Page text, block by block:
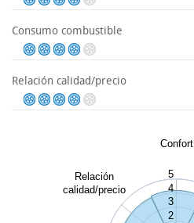
Consumo combustible
Relación calidad/precio
Confort
Relación
calidad/precio
2
3
4
5